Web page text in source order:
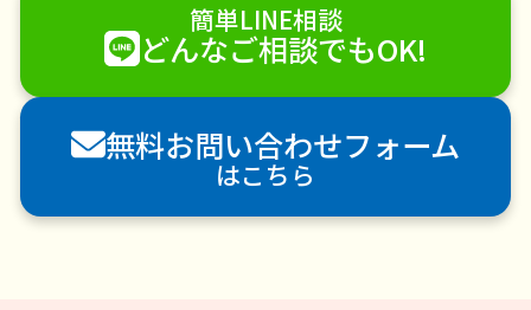
ハウスクリーニング
雪かき・雪下ろし
襖（ふすま）の張替え
空き家管理
各種代行
害獣駆除
防草シート施工
ナメクジ駆除
害虫駆除
簡単LINE相談
どんなご相談でもOK!
無料お問い合わせフォーム
はこちら